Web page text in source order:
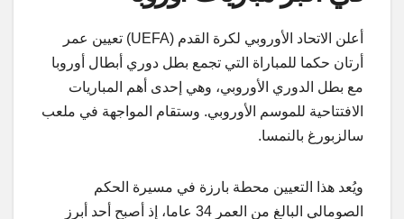
أعلن الاتحاد الأوروبي لكرة القدم (UEFA) تعيين عمر
أرتان حكما للمباراة التي تجمع بطل دوري أبطال أوروبا
مع بطل الدوري الأوروبي، وهي إحدى أهم المباريات
الافتتاحية للموسم الأوروبي. وستقام المواجهة في ملعب
سالزبورغ بالنمسا.
ويُعد هذا التعيين محطة بارزة في مسيرة الحكم
الصومالي البالغ من العمر 34 عاما، إذ أصبح أحد أبرز